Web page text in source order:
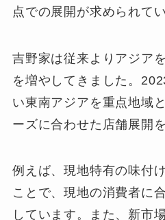
点での展開が求められてい
吉野家は従来よりアジア
を増やしてきました。
い東南アジアを重点地域
ーズに合わせた店舗展開
例えば、現地特有の味付
ことで、現地の消費者に
しています。また、新市